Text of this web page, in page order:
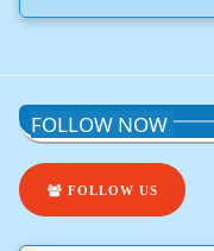
FOLLOW NOW
FOLLOW US